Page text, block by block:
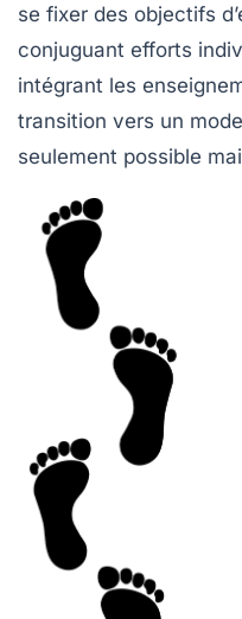
se fixer des objectifs
conjuguant efforts
intégrant les
transition vers un
seulement possible